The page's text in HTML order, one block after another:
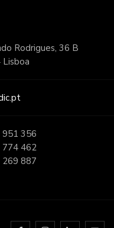
Rodrigues, 36 B
356
774 462
887